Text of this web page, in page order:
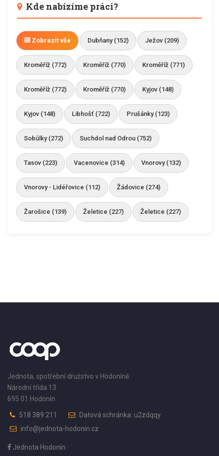
Kde nabízíme práci?
Zobrazit vše Dubňany (152) Ježov (209)
Kroměříž (772) Kroměříž (770) Kroměříž (771)
Kroměříž (772) Kroměříž (770) Kyjov (148)
Kyjov (148) Libhošť (722) Prušánky (123)
Sobůlky (272) Suchdol nad Odrou (752)
Tasov (223) Vacenovice (314) Vnorovy (132)
Vnorovy - Lidéřovice (112) Žádovice (274)
Žarošice (139) Želetice (227) Želetice (227)
Jednota, spotřební družstvo v Hodoníně
Národní třída 13
695 01 Hodonín
518 389 211
Datová schránka: u2zdqqy
info@jednota-hodonin.cz
Jednota Hodonín